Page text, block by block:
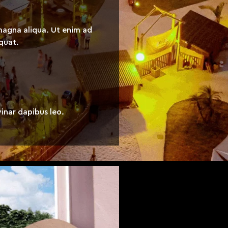
aliqua. Ut enim ad
dapibus leo.